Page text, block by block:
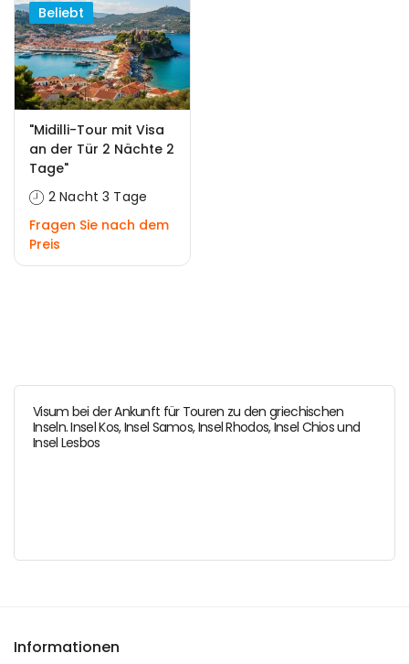
Beliebt
"Midilli-Tour mit Visa
an der Tür 2 Nächte 2
Tage"
2 Nacht 3 Tage
Fragen Sie nach dem
Preis
Visum bei der Ankunft für Touren zu den griechischen
Inseln. Insel Kos, Insel Samos, Insel Rhodos, Insel Chios und
Insel Lesbos
Informationen